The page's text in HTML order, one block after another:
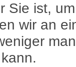
Sie ist,
wir an